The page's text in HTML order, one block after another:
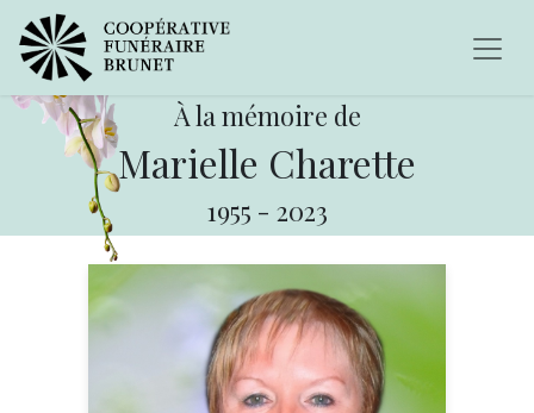
À la mémoire de
Marielle Charette
1955 - 2023